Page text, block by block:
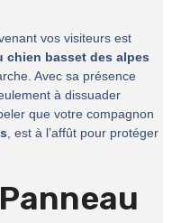
vos visiteurs est
chien basset des alpes
Avec sa présence
à dissuader
que votre compagnon
, est à l’affût pour protéger